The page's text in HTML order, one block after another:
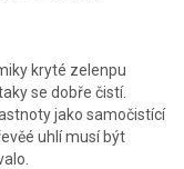
kryté zelenpu
se dobře čistí.
jako samočistící
uhlí musí být